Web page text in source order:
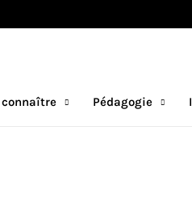
connaître Pédagogie